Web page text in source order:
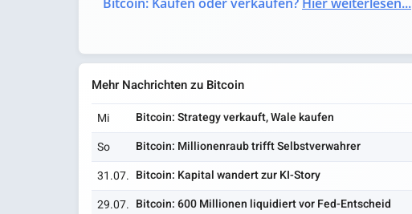
Mehr Nachrichten zu Bitcoin
Mi Bitcoin: Strategy verkauft, Wale kaufen
So
Bitcoin: Millionenraub trifft Selbstverwahrer
31.07. Bitcoin: Kapital wandert zur KI-Story
29.07. Bitcoin: 600 Millionen liquidiert vor Fed-Entscheid